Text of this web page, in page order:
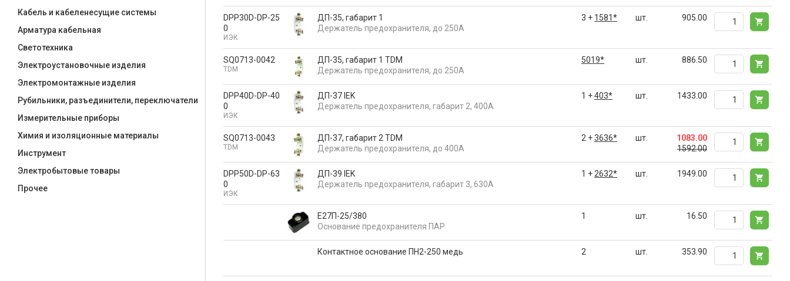
DPP30D-DP-25
0
ИЭК
ДП-35, габарит 1
Держатель предохранителя, до 250А
3 + 1581* шт. 905.00
SQ0713-0042
TDM
ДП-35, габарит 1 TDM
Держатель предохранителя, до 250А
5019* шт. 886.50
DPP40D-DP-40
0
ИЭК
ДП-37 IEK
Держатель предохранителя, габарит 2, 400А
1 +403* шт. 1433.00
SQ0713-0043
TDM
ДП-37, габарит 2 TDM
Держатель предохранителя, до 400А
2 +3636* шт.
1083.00
1592.00
DPP50D-DP-63
0
ИЭК
ДП-39 IEK
Держатель предохранителя, габарит 3, 630А
1 + 2632* шт. 1949.00
Е27П-25/380
Основание предохранителя ПАР
1 шт. 16.50
Контактное основание ПН2-250 медь 2 шт. 353.90
Кабель и кабеленесущие системы
Арматура кабельная
Светотехника
Электроустановочные изделия
Электромонтажные изделия
Рубильники, разъединители, переключатели
Измерительные приборы
Химия и изоляционные материалы
Инструмент
Электробытовые товары
Прочее